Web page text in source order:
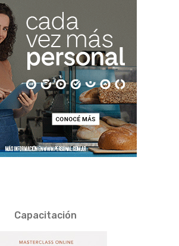
Capacitación